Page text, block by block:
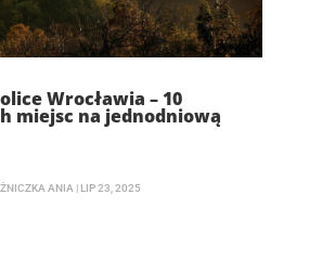
Wrocławia – 10
miejsc na jednodniową
ANIA | LIP 23, 2025